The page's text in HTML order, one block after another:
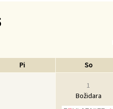
Pi So
1
Božidara